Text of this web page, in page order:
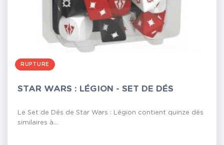
RUPTURE
STAR WARS : LÉGION - SET DE DÉS
Le Set de Dés de Star Wars : Légion contient quinze dés
similaires à...